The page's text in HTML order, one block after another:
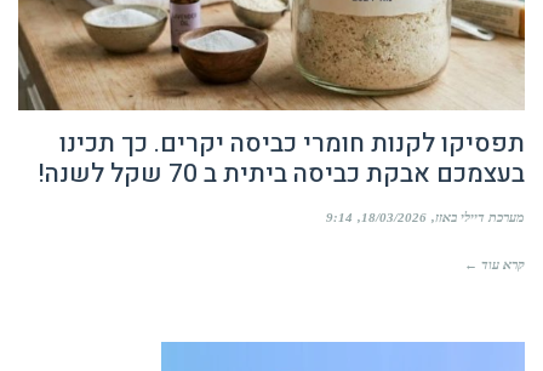
תפסיקו לקנות חומרי כביסה יקרים. כך תכינו
בעצמכם אבקת כביסה ביתית ב 70 שקל לשנה!
מערכת דיילי באזז 18/03/2026
9:14
קרא עוד ←